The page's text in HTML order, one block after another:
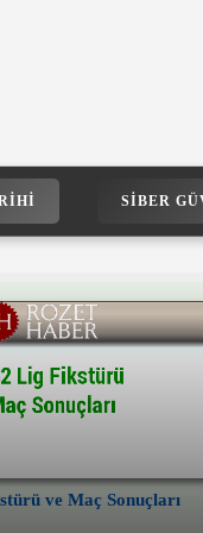
SIBER
ve Maç Sonuçları